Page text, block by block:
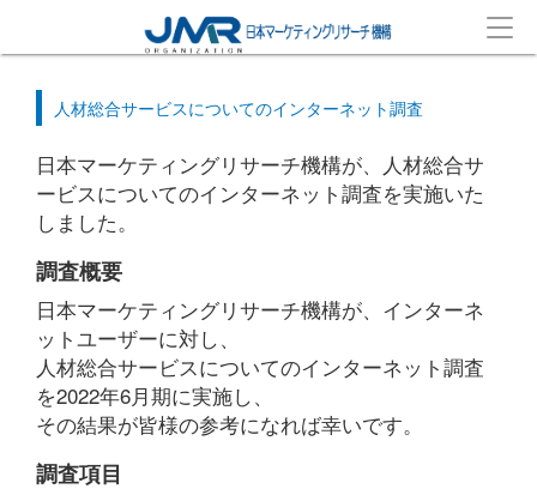
人材総合サービスについてのインターネット調査
日本マーケティングリサーチ機構が、人材総合サ
ービスについてのインターネット調査を実施いた
しました。
調査概要
日本マーケティングリサーチ機構が、インターネ
ットユーザーに対し、
人材総合サービスについてのインターネット調査
を2022年6月期に実施し、
その結果が皆様の参考になれば幸いです。
調査項目